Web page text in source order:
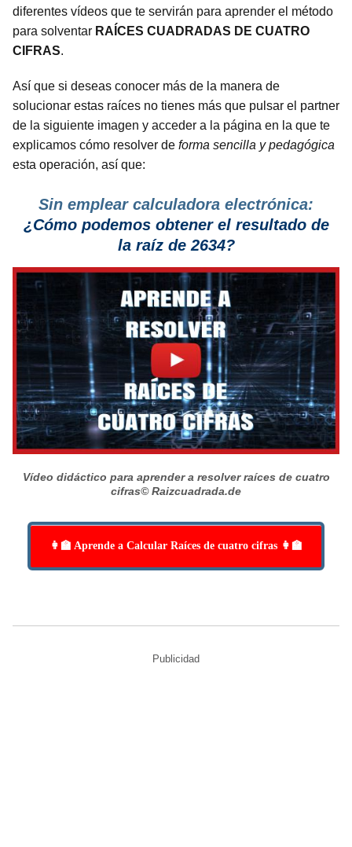
diferentes vídeos que te servirán para aprender el método
para solventar RAÍCES CUADRADAS DE CUATRO
CIFRAS.
Así que si deseas conocer más de la manera de
solucionar estas raíces no tienes más que pulsar el partner
de la siguiente imagen y acceder a la página en la que te
explicamos cómo resolver de forma sencilla y pedagógica
esta operación, así que:
Sin emplear calculadora electrónica:
¿Cómo podemos obtener el resultado de
la raíz de 2634?
Vídeo didáctico para aprender a resolver raíces de cuatro
cifras© Raizcuadrada.de
👩‍🏫 Aprende a Calcular Raíces de cuatro cifras 👩‍🏫
Publicidad